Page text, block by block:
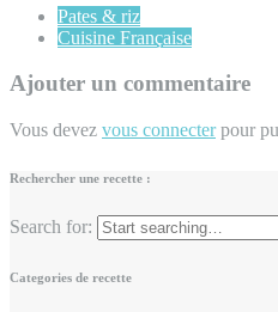
Pates & riz
Cuisine Française
Ajouter un commentaire
Vous devez vous connecterpour
Rechercher une recette :
Search for:
Categories de recette